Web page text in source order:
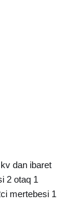
dan ibaret
2 otaq 1
mertebesi 1